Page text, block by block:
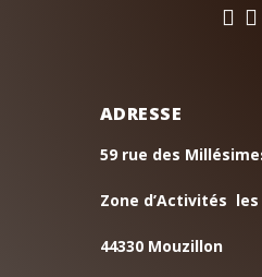
 
ADRESSE
59 rue des
Zone d’Activités
44330 Mouzillon